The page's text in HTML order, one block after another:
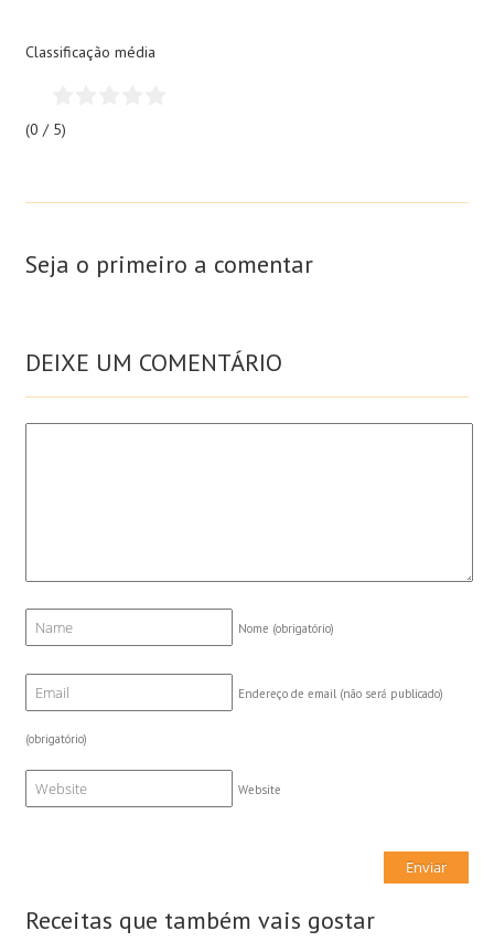
Classificação média
(0 / 5)
Seja o primeiro a comentar
DEIXE UM COMENTÁRIO
Nome (obrigatório)
Endereço de email (não será publicado)
(obrigatório)
Website
Receitas que também vais gostar